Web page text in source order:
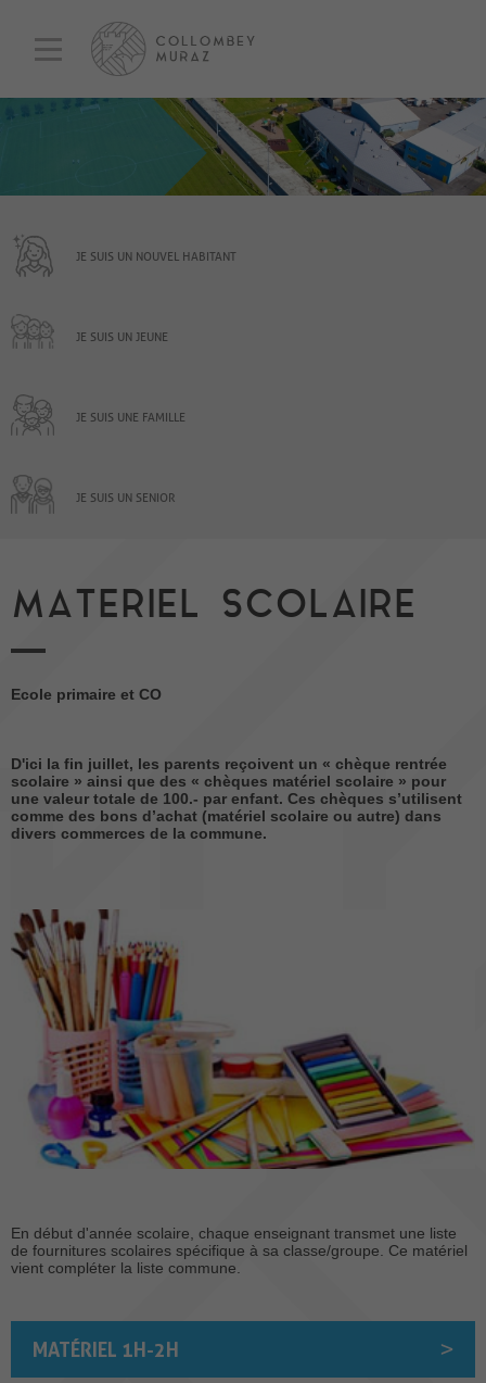
JE SUIS UN NOUVEL HABITANT
JE SUIS UN JEUNE
JE SUIS UNE FAMILLE
JE SUIS UN SENIOR
MATERIEL SCOLAIRE
Ecole primaire et CO
D'ici la fin juillet, les parents reçoivent un « chèque rentrée
scolaire » ainsi que des « chèques matériel scolaire » pour
une valeur totale de 100.- par enfant. Ces chèques s’utilisent
comme des bons d’achat (matériel scolaire ou autre) dans
divers commerces de la commune.
En début d'année scolaire, chaque enseignant transmet une liste
de fournitures scolaires spécifique à sa classe/groupe. Ce matériel
vient compléter la liste commune.
MATÉRIEL 1H-2H